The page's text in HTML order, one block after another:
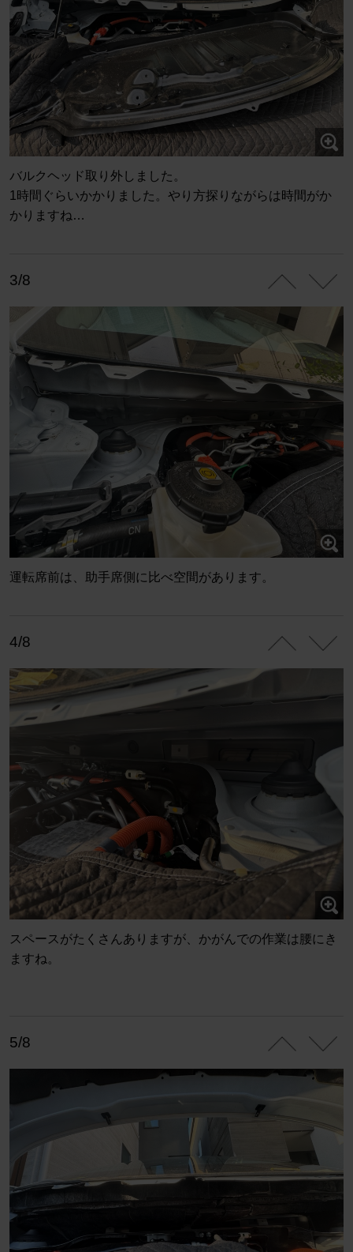
バルクヘッド取り外しました。
1時間ぐらいかかりました。やり方探りながらは時間がか
かりますね…
3/8
運転席前は、助手席側に比べ空間があります。
4/8
スペースがたくさんありますが、かがんでの作業は腰にき
ますね。
5/8